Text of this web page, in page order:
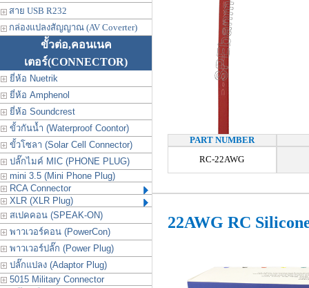
สาย USB R232
กล่องแปลงสัญญาณ (AV Coverter)
ขั้วต่อ,คอนเนค
เตอร์(CONNECTOR)
ยี่ห้อ Nuetrik
ยี่ห้อ Amphenol
ยี่ห้อ Soundcrest
ขั้วกันน้ำ (Waterproof Coontor)
ขั้วโซลา (Solar Cell Connector)
ปลั๊กไมค์ MIC (PHONE PLUG)
mini 3.5 (Mini Phone Plug)
RCA Connector
XLR (XLR Plug)
สเปคคอน (SPEAK-ON)
พาวเวอร์คอน (PowerCon)
พาวเวอร์ปลั๊ก (Power Plug)
ปลั๊กแปลง (Adaptor Plug)
5015 Military Connector
PART NUMBER
RC-22AWG
22AWG RC